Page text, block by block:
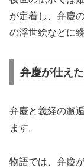
が定着し、弁慶
の浮世絵などに
弁慶が仕え
弁慶と義経の邂
ます。
物語では、弁慶